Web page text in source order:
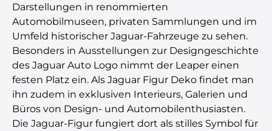
Darstellungen in renommierten
Automobilmuseen, privaten Sammlungen und im
Umfeld historischer Jaguar-Fahrzeuge zu sehen.
Besonders in Ausstellungen zur Designgeschichte
des Jaguar Auto Logo nimmt der Leaper einen
festen Platz ein. Als Jaguar Figur Deko findet man
ihn zudem in exklusiven Interieurs, Galerien und
Büros von Design- und Automobilenthusiasten.
Die Jaguar-Figur fungiert dort als stilles Symbol für